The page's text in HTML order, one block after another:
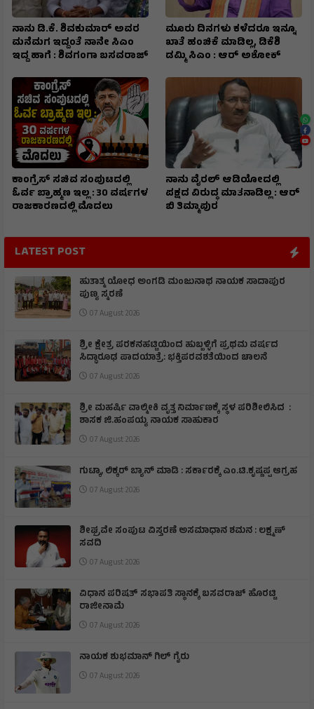
ನಾನು ಡಿ.ಕೆ. ಶಿವಕುಮಾರ್ ಅವರ
ಮನೆಮಗ ಇದ್ದಂತೆ ನಾನೇ ಸಿಎಂ
ಇದ್ದ ಹಾಗೆ : ಶಿವಗಂಗಾ ಬಸವರಾಜ್
ಮೂರು ದಿನಗಳು ಕಳೆದರೂ ಇನ್ನೂ
ಖಾತೆ ಹಂಚಿಕೆ ಮಾಡಿಲ್ಲ, ಡಿಕೆಶಿ
ಡಮ್ಮಿ ಸಿಎಂ : ಆರ್ ಅಶೋಕ್
ಕಾಂಗ್ರೆಸ್ ಸಚಿವ ಸಂಪುಟದಲ್ಲಿ
ಓರ್ವ ಬ್ರಾಹ್ಮಣ ಇಲ್ಲ : 30 ವರ್ಷಗಳ
ರಾಜಕಾರಣದಲ್ಲಿ ಮೊದಲು
ನಾನು ವೈರಲ್ ಆಡಿಯೋದಲ್ಲಿ
ಪಕ್ಷದ ವಿರುದ್ಧ ಮಾತನಾಡಿಲ್ಲ : ಆರ್
ಬಿ ತಿಮ್ಮಾಪುರ
LATEST POST
ಹುತಾತ್ಮ ಯೋಧ ಅಂಗಡಿ ಮಂಜುನಾಥ ನಾಯಕ ಸಾದಾಪುರ
ಪುಣ್ಯ ಸ್ಮರಣೆ
07 August 2026
​ಶ್ರೀ ಕ್ಷೇತ್ರ ಪರಕನಹಟ್ಟಿಯಿಂದ ಹುಬ್ಬಳ್ಳಿಗೆ ಪ್ರಥಮ ವರ್ಷದ
ಸಿದ್ಧಾರೂಢ ಪಾದಯಾತ್ರೆ: ಭಕ್ತಿಪರವಶತೆಯಿಂದ ಚಾಲನೆ
07 August 2026
ಶ್ರೀ ಮಹರ್ಷಿ ವಾಲ್ಮೀಕಿ ವೃತ್ತ ನಿರ್ಮಾಣಕ್ಕೆ ಸ್ಥಳ ಪರಿಶೀಲಿಸಿದ :
ಶಾಸಕ ಜಿ.ಹಂಪಯ್ಯ ನಾಯಕ ಸಾಹುಕಾರ
07 August 2026
ಗುಟ್ಕಾ, ಲಿಕ್ಕರ್ ಬ್ಯಾನ್ ಮಾಡಿ : ಸರ್ಕಾರಕ್ಕೆ ಎಂ.ಟಿ.ಕೃಷ್ಣಪ್ಪ ಆಗ್ರಹ
07 August 2026
ಶೀಘ್ರವೇ ಸಂಪುಟ ವಿಸ್ತರಣೆ ಅಸಮಾಧಾನ ಶಮನ : ಲಕ್ಷ್ಮಣ್
ಸವದಿ
07 August 2026
ವಿಧಾನ ಪರಿಷತ್ ಸಭಾಪತಿ ಸ್ಥಾನಕ್ಕೆ ಬಸವರಾಜ್ ಹೊರಟ್ಟಿ
ರಾಜೀನಾಮೆ
07 August 2026
ನಾಯಕ ಶುಭಮಾನ್ ಗಿಲ್ ಗೈರು
07 August 2026